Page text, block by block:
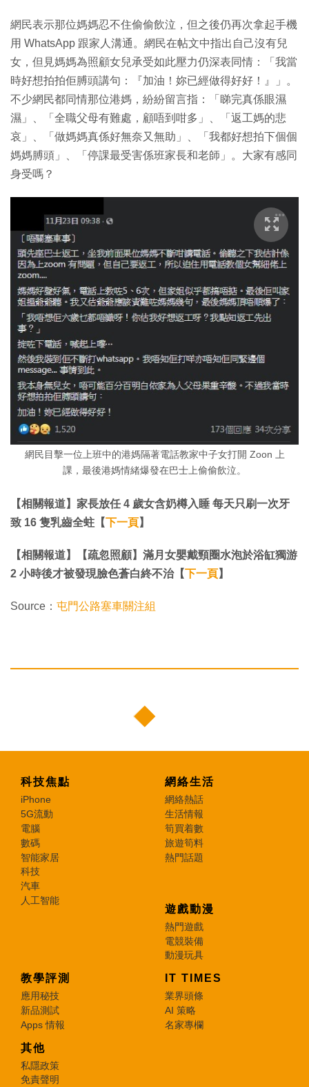
網民表示那位媽媽忍不住偷偷飲泣，但之後仍再次拿起手機
用 WhatsApp 跟家人溝通。網民在帖文中指出自己沒有兒
女，但見媽媽為照顧女兒承受如此壓力仍深表同情：「我當
時好想拍拍佢膊頭講句：『加油！妳已經做得好好！』」。
不少網民都同情那位港媽，紛紛留言指：「睇完真係眼濕
濕」、「全職父母有難處，顧唔到咁多」、「返工媽的悲
哀」、「做媽媽真係好無奈又無助」、「我都好想拍下個個
媽媽膊頭」、「停課最受害係班家長和老師」。大家有感同
身受嗎？
網民目擊一位上班中的港媽隔著電話教家中子女打開 Zoon 上
課，最後港媽情緒爆發在巴士上偷偷飲泣。
【相關報道】家長放任 4 歲女含奶樽入睡 每天只刷一次牙
致 16 隻乳齒全蛀【下一頁】
【相關報道】【疏忽照顧】滿月女嬰戴頸圈水泡於浴缸獨游
2 小時後才被發現臉色蒼白終不治【下一頁】
Source： 屯門公路塞車關注組
科技焦點
iPhone
5G流動
電腦
數碼
智能家居
科技
汽車
人工智能
網絡生活
網絡熱話
生活情報
筍買着數
旅遊筍料
熱門話題
遊戲動漫
熱門遊戲
電競裝備
動漫玩具
教學評測
應用秘技
新品測試
Apps 情報
IT TIMES
業界頭條
AI 策略
名家專欄
其他
私隱政策
免責聲明